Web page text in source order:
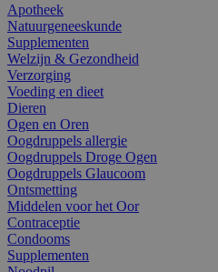
Apotheek
Natuurgeneeskunde
Supplementen
Welzijn & Gezondheid
Verzorging
Voeding en dieet
Dieren
Ogen en Oren
Oogdruppels allergie
Oogdruppels Droge Ogen
Oogdruppels Glaucoom
Ontsmetting
Middelen voor het Oor
Contraceptie
Condooms
Supplementen